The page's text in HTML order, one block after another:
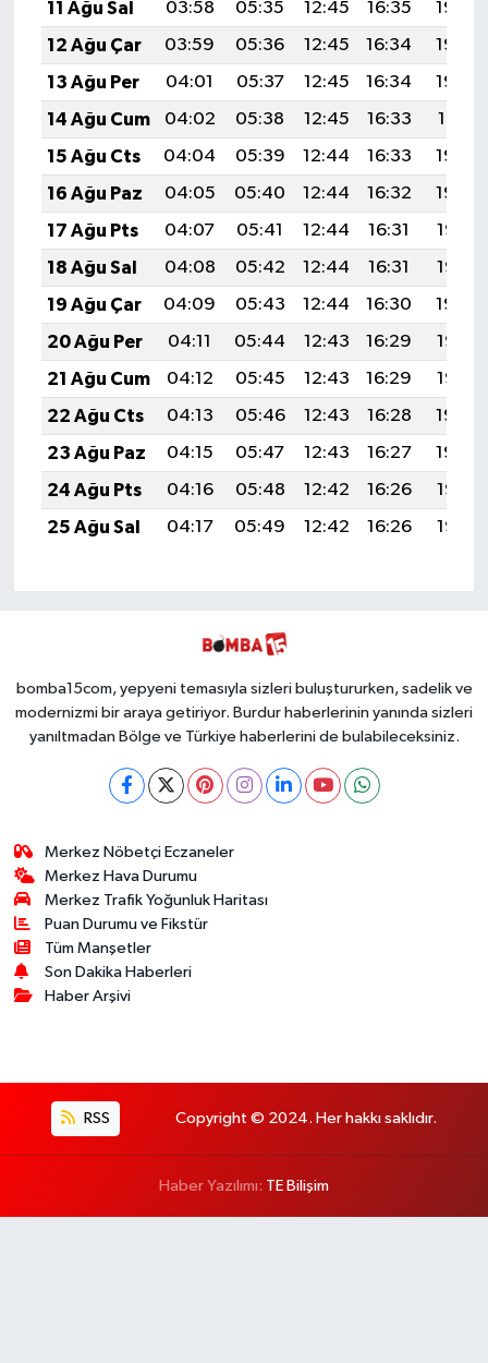
11 Ağu Sal
03:58 05:35 12:45 16:35
19:45
12 Ağu Çar
03:59 05:36 12:45 16:34
19:44
13 Ağu Per
04:01 05:37 12:45 16:34
19:43
14 Ağu Cum
04:02 05:38 12:45 16:33
19:41
15 Ağu Cts
04:04 05:39 12:44 16:33
19:40
16 Ağu Paz
04:05 05:40 12:44 16:32
19:39
17 Ağu Pts
04:07 05:41 12:44 16:31
19:37
18 Ağu Sal
04:08 05:42 12:44 16:31
19:36
19 Ağu Çar
04:09 05:43 12:44 16:30
19:34
20 Ağu Per
04:11 05:44 12:43 16:29
19:33
21 Ağu Cum
04:12 05:45 12:43 16:29
19:32
22 Ağu Cts
04:13 05:46 12:43 16:28
19:30
23 Ağu Paz
04:15 05:47 12:43 16:27
19:29
24 Ağu Pts
04:16 05:48 12:42 16:26
19:27
25 Ağu Sal
04:17 05:49 12:42 16:26 19:26
bomba15com, yepyeni temasıyla sizleri buluştururken, sadelik ve
modernizmi bir araya getiriyor. Burdur haberlerinin yanında sizleri
yanıltmadan Bölge ve Türkiye haberlerini de bulabileceksiniz.
Merkez Nöbetçi Eczaneler
Merkez Hava Durumu
Merkez Trafik Yoğunluk Haritası
Puan Durumu ve Fikstür
Tüm Manşetler
Son Dakika Haberleri
Haber Arşivi
RSS Copyright © 2024. Her hakkı saklıdır.
Haber Yazılımı: TE Bilişim